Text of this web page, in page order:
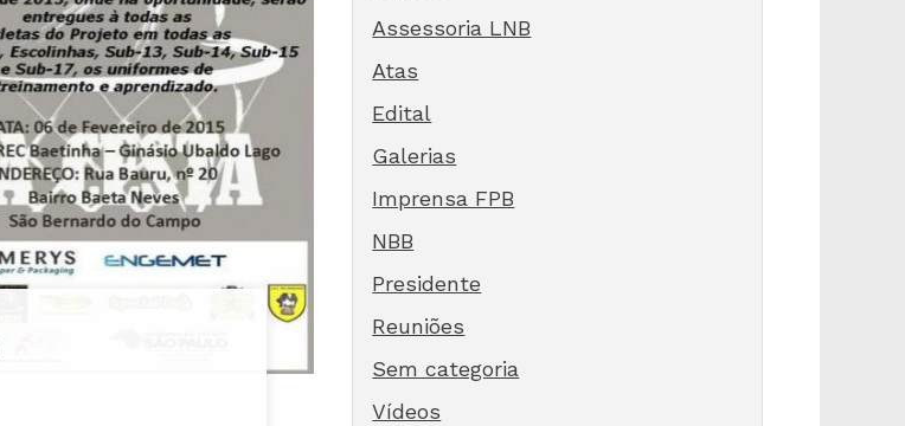
Assessoria LNB
Atas
Edital
Galerias
Imprensa FPB
NBB
Presidente
Reuniões
Sem categoria
Vídeos